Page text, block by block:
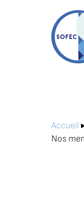
Accueil
Nos